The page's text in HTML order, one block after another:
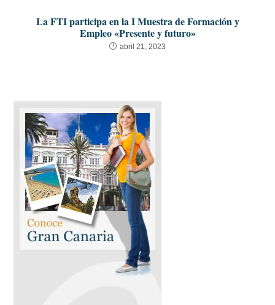
La FTI participa en la I Muestra de Formación y
Empleo «Presente y futuro»
abril 21, 2023